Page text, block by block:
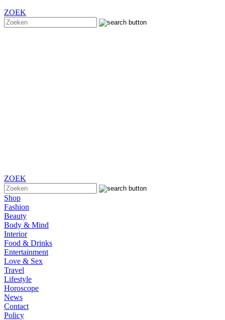
ZOEK
ZOEK
Shop
Fashion
Beauty
Body & Mind
Interior
Food & Drinks
Entertainment
Love & Sex
Travel
Lifestyle
Horoscope
News
Contact
Policy